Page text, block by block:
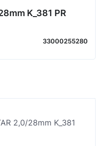
K_381 PR
33000255280
2,0/28mm K_381